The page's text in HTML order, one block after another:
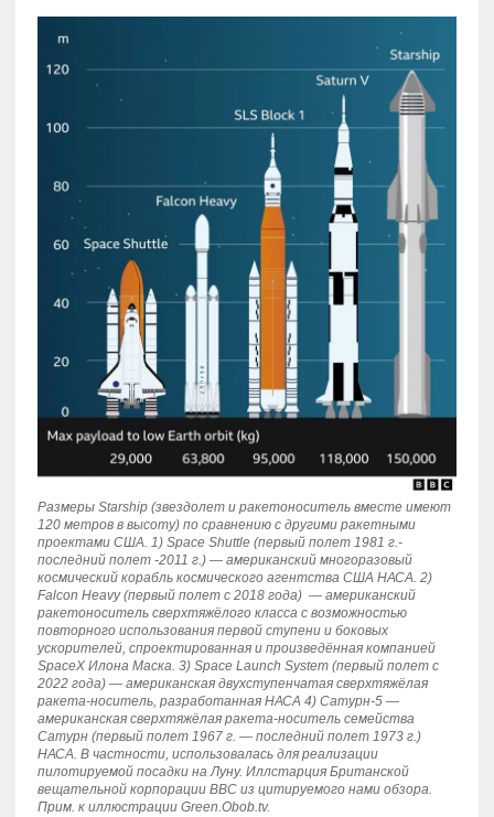
Размеры Starship (звездолет и ракетоноситель вместе имеют
120 метров в высоту) по сравнению с другими ракетными
проектами США. 1) Space Shuttle (первый полет 1981 г.-
последний полет -2011 г.) — американский многоразовый
космический корабль космического агентства США НАСА. 2)
Falcon Heavy (первый полет с 2018 года) — американский
ракетоноситель сверхтяжёлого класса с возможностью
повторного использования первой ступени и боковых
ускорителей, спроектированная и произведённая компанией
SpaceX Илона Маска. 3) Space Launch System (первый полет с
2022 года) — американская двухступенчатая сверхтяжёлая
ракета-носитель, разработанная НАСА 4) Сатурн-5 —
американская сверхтяжёлая ракета-носитель семейства
Сатурн (первый полет 1967 г. — последний полет 1973 г.)
НАСА. В частности, использовалась для реализации
пилотируемой посадки на Луну. Иллстарция Британской
вещательной корпорации BBC из цитируемого нами обзора.
Прим. к иллюстрации Green.Obob.tv.